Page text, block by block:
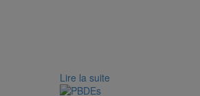
Lire la suite